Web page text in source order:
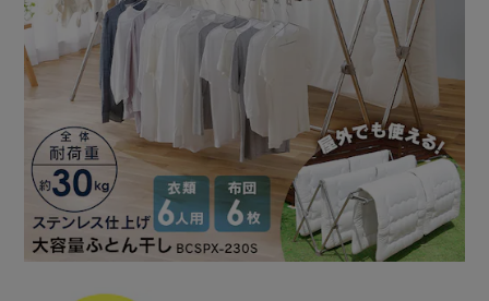
POINT．3：洗濯量に合わせて幅を伸縮
たくさん干したいときは最大幅に、少ない時は縮めてコンパ
クトに。
干す洗濯物や量に合わせて最適な幅に調整。
たくさん干したいときは、MAX約225cmまで。
洗濯量が少ないときは、約138cmで省スペースに。
“一度に干せる最大値（MAX約225cm時）”
・フェイスタオルの場合：約28枚
・布団の場合：約6枚
・バスタオルの場合：約12枚
【折りたたんで持ち運びラクラク】